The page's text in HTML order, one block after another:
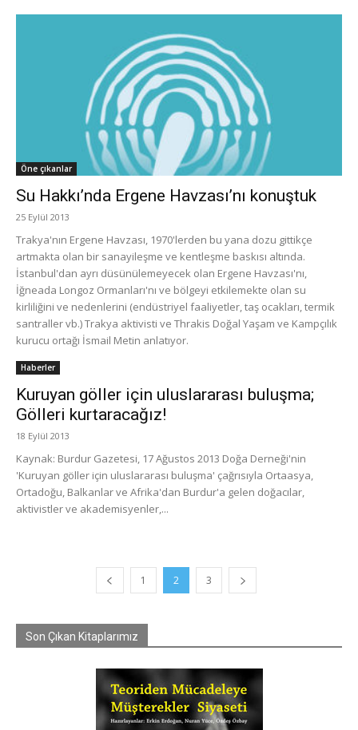
Öne çıkanlar
Su Hakkı’nda Ergene Havzası’nı konuştuk
25 Eylül 2013
Trakya'nın Ergene Havzası, 1970'lerden bu yana dozu gittikçe
artmakta olan bir sanayileşme ve kentleşme baskısı altında.
İstanbul'dan ayrı düsünülemeyecek olan Ergene Havzası'nı,
İğneada Longoz Ormanları'nı ve bölgeyi etkilemekte olan su
kirliliğini ve nedenlerini (endüstriyel faaliyetler, taş ocakları, termik
santraller vb.) Trakya aktivisti ve Thrakis Doğal Yaşam ve Kampçılık
kurucu ortağı İsmail Metin anlatıyor.
Haberler
Kuruyan göller için uluslararası buluşma;
Gölleri kurtaracağız!
18 Eylül 2013
Kaynak: Burdur Gazetesi, 17 Ağustos 2013 Doğa Derneği'nin
'Kuruyan göller için uluslararası buluşma' çağrısıyla Ortaasya,
Ortadoğu, Balkanlar ve Afrika'dan Burdur'a gelen doğacılar,
aktivistler ve akademisyenler,...
1 2 3
Son Çıkan Kitaplarımız